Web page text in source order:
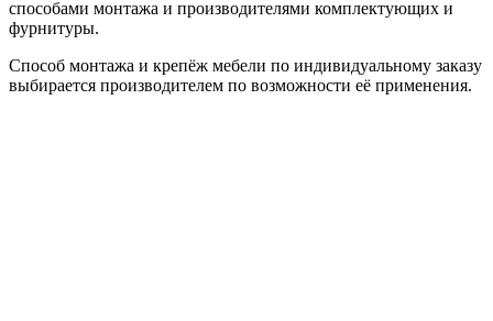
способами монтажа и производителями комплектующих и
фурнитуры.
Способ монтажа и крепёж мебели по индивидуальному заказу
выбирается производителем по возможности её применения.